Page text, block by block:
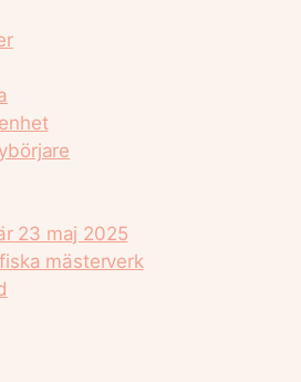
23 maj 2025
mästerverk